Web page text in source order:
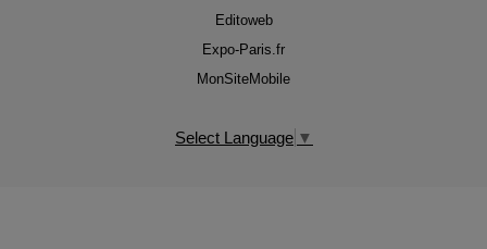
Editoweb
Expo-Paris.fr
MonSiteMobile
Select Language ▼